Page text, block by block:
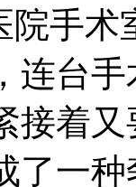
院手术
连台
接着
了一